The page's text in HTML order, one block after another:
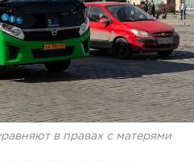
в правах с матерями